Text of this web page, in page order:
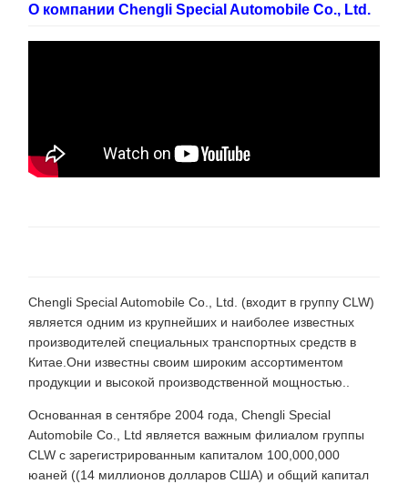
О компании Chengli Special Automobile Co., Ltd.
Chengli Special Automobile Co., Ltd. (входит в группу CLW)
является одним из крупнейших и наиболее известных
производителей специальных транспортных средств в
Китае.Они известны своим широким ассортиментом
продукции и высокой производственной мощностью..
Основанная в сентябре 2004 года, Chengli Special
Automobile Co., Ltd является важным филиалом группы
CLW с зарегистрированным капиталом 100,000,000
юаней ((14 миллионов долларов США) и общий капитал